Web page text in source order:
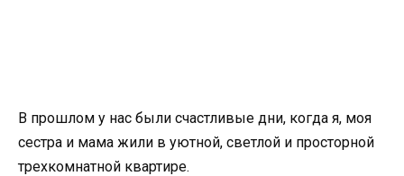
В прошлом у нас были счастливые дни, когда я, моя
сестра и мама жили в уютной, светлой и просторной
трехкомнатной квартире.